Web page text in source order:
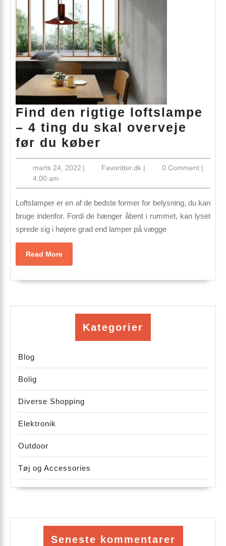
Find den rigtige loftslampe
– 4 ting du skal overveje
før du køber
den
rigtige
loftslampe
–
4 ting
du
før
køber
marts 24, 2022marts
2022
| Favoritter.dkFavoritter.dk
| 0 Comment |
4:00 am
Loftslamper er en af de bedste former for belysning, du kan
bruge indenfor. Fordi de hænger åbent i rummet, kan lyset
sprede sig i højere grad end lamper på vægge
Read MoreRead
More
Kategorier
Blog
Bolig
Diverse Shopping
Elektronik
Outdoor
Tøj og Accessories
Seneste kommentarer